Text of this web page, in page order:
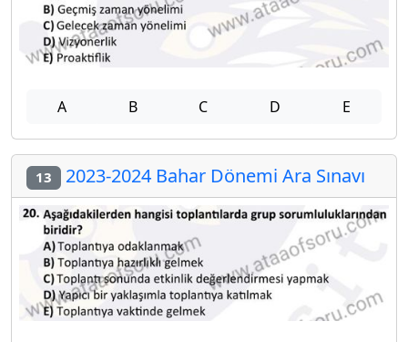
A B C D E
13 2023-2024 Bahar Dönemi Ara Sınavı